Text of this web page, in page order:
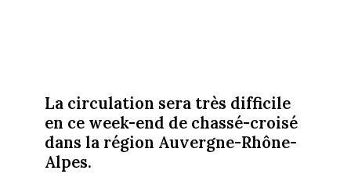
La circulation sera très difficile
en ce week-end de chassé-croisé
dans la région Auvergne-Rhône-
Alpes.